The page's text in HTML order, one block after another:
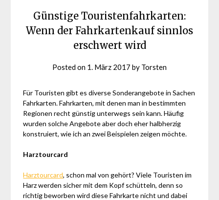
Günstige Touristenfahrkarten:
Wenn der Fahrkartenkauf sinnlos
erschwert wird
Posted on 1. März 2017 by Torsten
Für Touristen gibt es diverse Sonderangebote in Sachen
Fahrkarten. Fahrkarten, mit denen man in bestimmten
Regionen recht günstig unterwegs sein kann. Häufig
wurden solche Angebote aber doch eher halbherzig
konstruiert, wie ich an zwei Beispielen zeigen möchte.
Harztourcard
Harztourcard, schon mal von gehört? Viele Touristen im
Harz werden sicher mit dem Kopf schütteln, denn so
richtig beworben wird diese Fahrkarte nicht und dabei